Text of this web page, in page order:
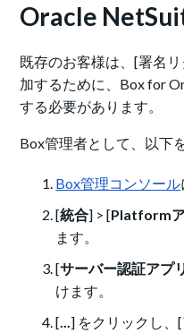
Oracle
既存のお客様は、[署名
加するために、Box for
する必要があります。
Box管理者として、以下
Box管理コンソール
[統合] > [Platform
ます。
[サーバー認証アプ
けます。
[...] をクリックし、[